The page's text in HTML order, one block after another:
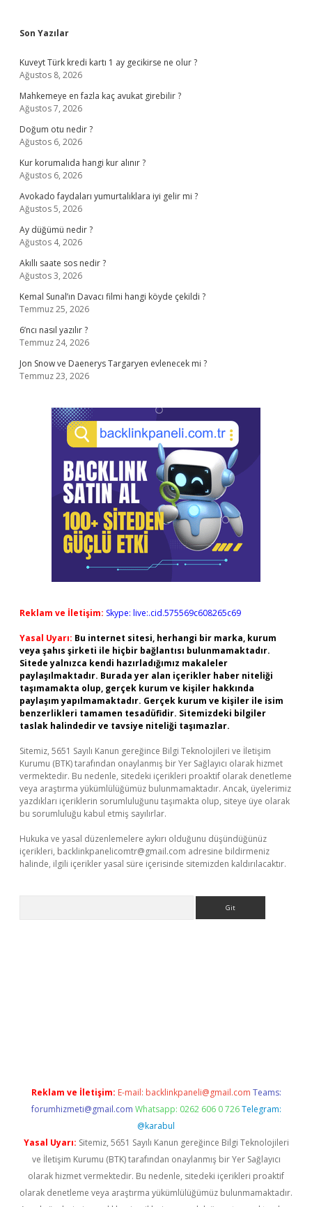
Sidebar
Son Yazılar
Kuveyt Türk kredi kartı 1 ay gecikirse ne olur ?
Ağustos 8, 2026
Mahkemeye en fazla kaç avukat girebilir ?
Ağustos 7, 2026
Doğum otu nedir ?
Ağustos 6, 2026
Kur korumalıda hangi kur alınır ?
Ağustos 6, 2026
Avokado faydaları yumurtalıklara iyi gelir mi ?
Ağustos 5, 2026
Ay düğümü nedir ?
Ağustos 4, 2026
Akıllı saate sos nedir ?
Ağustos 3, 2026
Kemal Sunal’ın Davacı filmi hangi köyde çekildi ?
Temmuz 25, 2026
6’ncı nasıl yazılır ?
Temmuz 24, 2026
Jon Snow ve Daenerys Targaryen evlenecek mi ?
Temmuz 23, 2026
Reklam ve İletişim: Skype: live:.cid.575569c608265c69
Yasal Uyarı: Bu internet sitesi, herhangi bir marka, kurum
veya şahıs şirketi ile hiçbir bağlantısı bulunmamaktadır.
Sitede yalnızca kendi hazırladığımız makaleler
paylaşılmaktadır. Burada yer alan içerikler haber niteliği
taşımamakta olup, gerçek kurum ve kişiler hakkında
paylaşım yapılmamaktadır. Gerçek kurum ve kişiler ile isim
benzerlikleri tamamen tesadüfidir. Sitemizdeki bilgiler
taslak halindedir ve tavsiye niteliği taşımazlar.
Sitemiz, 5651 Sayılı Kanun gereğince Bilgi Teknolojileri ve İletişim
Kurumu (BTK) tarafından onaylanmış bir Yer Sağlayıcı olarak hizmet
vermektedir. Bu nedenle, sitedeki içerikleri proaktif olarak denetleme
veya araştırma yükümlülüğümüz bulunmamaktadır. Ancak, üyelerimiz
yazdıkları içeriklerin sorumluluğunu taşımakta olup, siteye üye olarak
bu sorumluluğu kabul etmiş sayılırlar.
Hukuka ve yasal düzenlemelere aykırı olduğunu düşündüğünüz
içerikleri, backlinkpanelicomtr@gmail.com adresine bildirmeniz
halinde, ilgili içerikler yasal süre içerisinde sitemizden kaldırılacaktır.
Reklam ve İletişim: E-mail: backlinkpaneli@gmail.com Teams:
forumhizmeti@gmail.com Whatsapp: 0262 606 0 726 Telegram:
@karabul
Yasal Uyarı: Sitemiz, 5651 Sayılı Kanun gereğince Bilgi Teknolojileri
ve İletişim Kurumu (BTK) tarafından onaylanmış bir Yer Sağlayıcı
olarak hizmet vermektedir. Bu nedenle, sitedeki içerikleri proaktif
olarak denetleme veya araştırma yükümlülüğümüz bulunmamaktadır.